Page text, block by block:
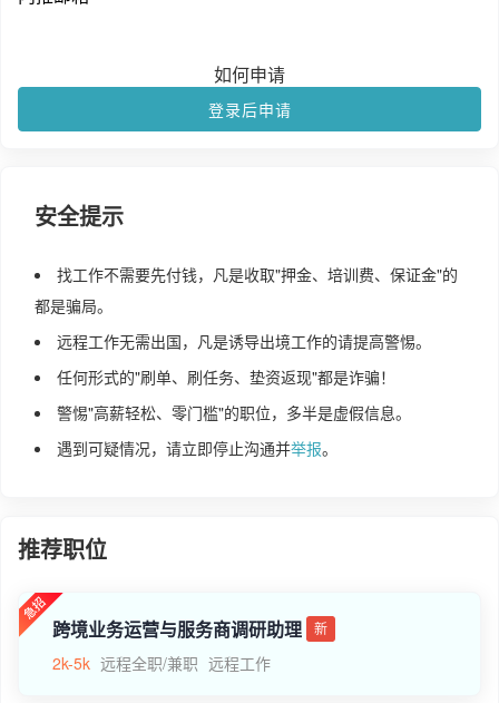
如何申请
登录后申请
安全提示
找工作不需要先付钱，凡是收取"押金、培训费、保证金"的
都是骗局。
远程工作无需出国，凡是诱导出境工作的请提高警惕。
任何形式的"刷单、刷任务、垫资返现"都是诈骗！
警惕"高薪轻松、零门槛"的职位，多半是虚假信息。
遇到可疑情况，请立即停止沟通并举报。
推荐职位
跨境业务运营与服务商调研助理 新
2k-5k 远程全职/兼职 远程工作